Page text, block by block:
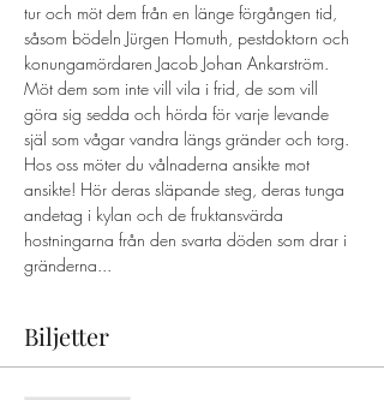
tur och möt dem från en länge förgången tid,
såsom bödeln Jürgen Homuth, pestdoktorn och
konungamördaren Jacob Johan Ankarström.
Möt dem som inte vill vila i frid, de som vill
göra sig sedda och hörda för varje levande
själ som vågar vandra längs gränder och torg.
Hos oss möter du vålnaderna ansikte mot
ansikte! Hör deras släpande steg, deras tunga
andetag i kylan och de fruktansvärda
hostningarna från den svarta döden som drar i
gränderna...
Biljetter